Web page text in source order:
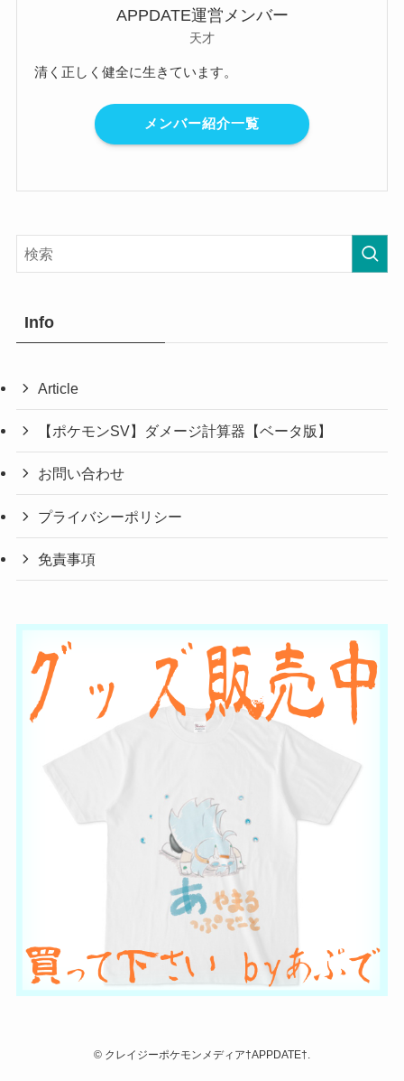
APPDATE運営メンバー
天才
清く正しく健全に生きています。
メンバー紹介一覧
Info
Article
【ポケモンSV】ダメージ計算器【ベータ版】
お問い合わせ
プライバシーポリシー
免責事項
© クレイジーポケモンメディア†APPDATE†.